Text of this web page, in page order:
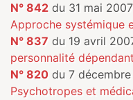
N° 842 du 31 mai 2007
Approche systémique
N° 837 du 19 avril
personnalité
N° 820 du 7 décembre
Psychotropes et